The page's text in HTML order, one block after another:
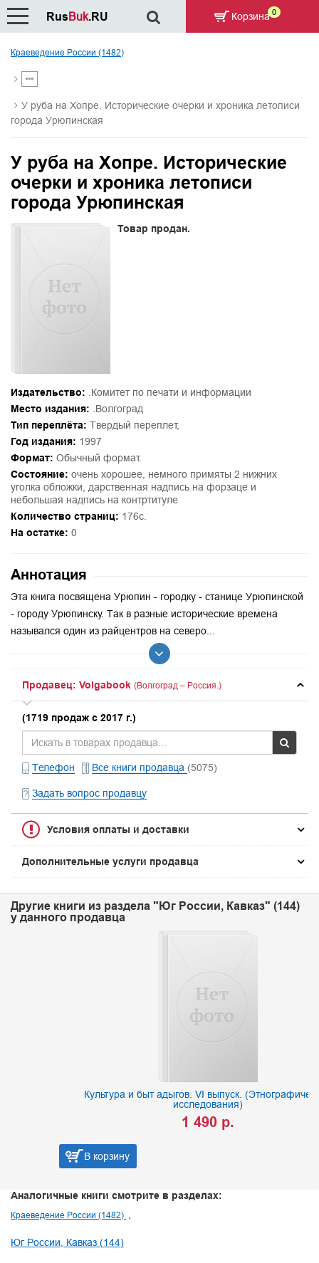
Краеведение России (1482)
У руба на Хопре. Исторические очерки и хроника летописи
города Урюпинская
У руба на Хопре. Исторические
очерки и хроника летописи
города Урюпинская
Товар продан.
Издательство: .Комитет по печати и информации
Место издания: .Волгоград
Тип переплёта: Твердый переплет,
Год издания: 1997
Формат: Обычный формат.
Состояние: очень хорошее, немного примяты 2 нижних
уголка обложки, дарственная надпись на форзаце и
небольшая надпись на контртитуле
Количество страниц: 176с.
На остатке: 0
Аннотация
Эта книга посвящена Урюпин - городку - станице Урюпинской
- городу Урюпинску. Так в разные исторические времена
назывался один из райцентров на северо...
Продавец: Volgabook (Волгоград – Россия.)
(1719 продаж с 2017 г.)
Телефон Все книги продавца (5075)
Задать вопрос продавцу
Условия оплаты и доставки
Дополнительные услуги продавца
Другие книги из раздела "Юг России, Кавказ" (144)
у данного продавца
Культура и быт адыгов. VI выпуск. (Этнографические
исследования)
1 490 р.
В корзину
Аналогичные книги смотрите в разделах:
Краеведение России (1482)
Юг России, Кавказ (144)
RusBuk.RU Корзина 0